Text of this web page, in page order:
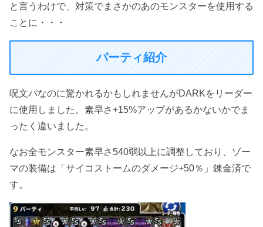
と言うわけで、対策でまさかのあのモンスターを使用する
ことに・・・
パーティ紹介
呪文パなのに驚かれるかもしれませんがDARKをリーダー
に使用しました。素早さ+15%アップがあるかないかでま
ったく違いました。
なお全モンスター素早さ540弱以上に調整しており、ゾー
マの装備は「サイコストームのダメージ+50％」錬金済で
す。